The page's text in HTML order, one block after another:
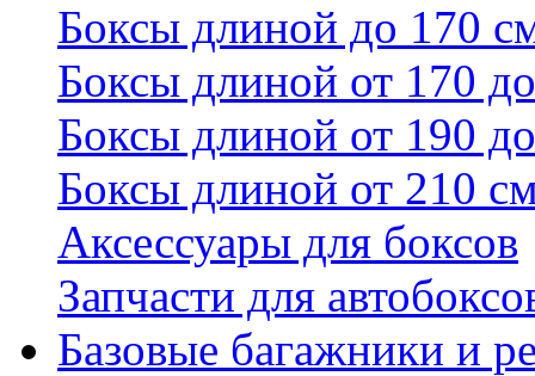
Боксы длиной до 170
Боксы длиной от 170
Боксы длиной от 190
Боксы длиной от 210
Аксессуары для боксов
Запчасти для
Базовые багажники и